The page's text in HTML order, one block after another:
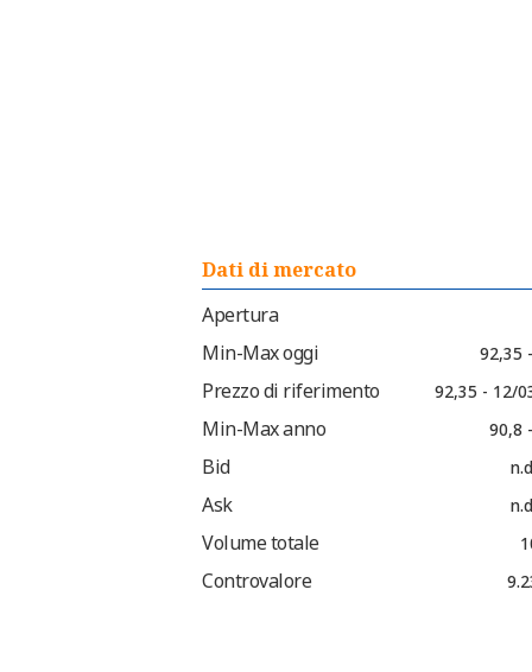
Dati di mercato
Apertura
Min-Max oggi
92,35
Prezzo di riferimento 92,35 - 12/
Min-Max anno 90,8
Bid
Ask
Volume totale
Controvalore